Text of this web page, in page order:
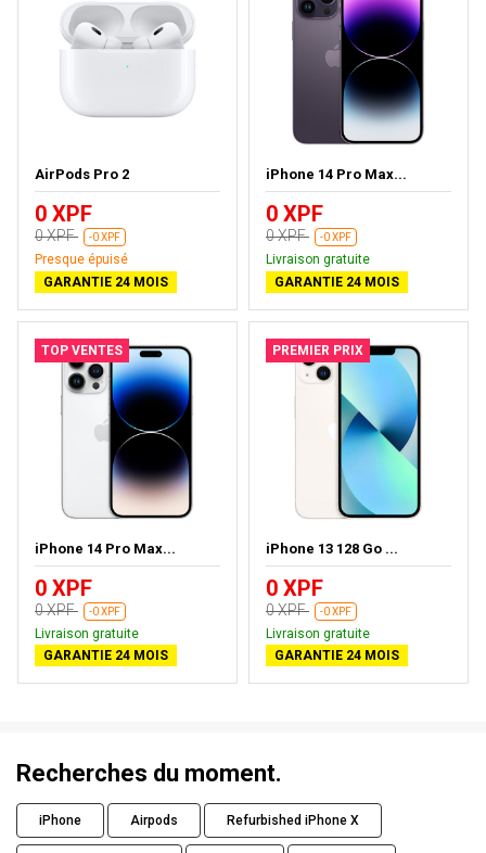
AirPods Pro 2
0 XPF
0 XPF -0 XPF
Presque épuisé
GARANTIE 24 MOIS
iPhone 14 Pro Max...
0 XPF
0 XPF -0 XPF
Livraison gratuite
GARANTIE 24 MOIS
TOP VENTES
iPhone 14 Pro Max...
0 XPF
0 XPF -0 XPF
Livraison gratuite
GARANTIE 24 MOIS
PREMIER PRIX
iPhone 13 128 Go ...
0 XPF
0 XPF -0 XPF
Livraison gratuite
GARANTIE 24 MOIS
Recherches du moment.
iPhone Airpods Refurbished iPhone X